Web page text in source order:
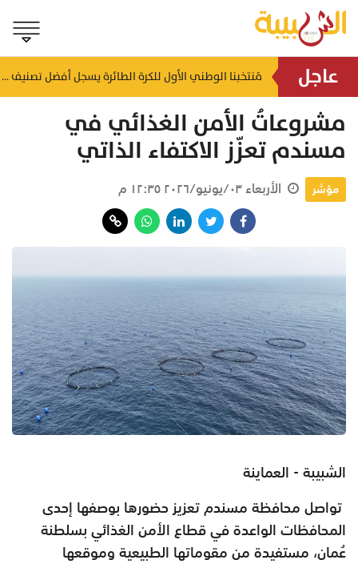
عاجل
خطيرة منذ ساعتين مُنتخبنا الوطني الأول للكرة الطائرة يسجل أفضل تصنيف عالميّ له
مشروعاتُ الأمن الغذائي في
مسندم تعزّز الاكتفاء الذاتي
مؤشر الأربعاء ٠٣/يونيو/٢٠٢٦ ١٢:٣٥ م
الشبيبة - العماينة
تواصل محافظة مسندم تعزيز حضورها بوصفها إحدى
المحافظات الواعدة في قطاع الأمن الغذائي بسلطنة
عُمان، مستفيدة من مقوماتها الطبيعية وموقعها